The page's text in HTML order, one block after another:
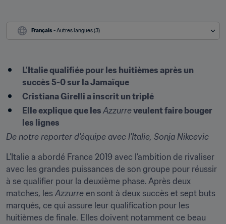
Français - Autres langues (3)
L’Italie qualifiée pour les huitièmes après un
succès 5-0 sur la Jamaïque
Cristiana Girelli a inscrit un triplé
Elle explique que les Azzurre veulent faire bouger
les lignes
De notre reporter d'équipe avec l'Italie, Sonja Nikcevic
L’Italie a abordé France 2019 avec l’ambition de rivaliser
avec les grandes puissances de son groupe pour réussir
à se qualifier pour la deuxième phase. Après deux
matches, les Azzurre en sont à deux succès et sept buts
marqués, ce qui assure leur qualification pour les
huitièmes de finale. Elles doivent notamment ce beau